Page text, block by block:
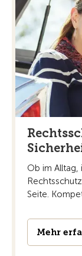
Ob im
Seite.
Mehr